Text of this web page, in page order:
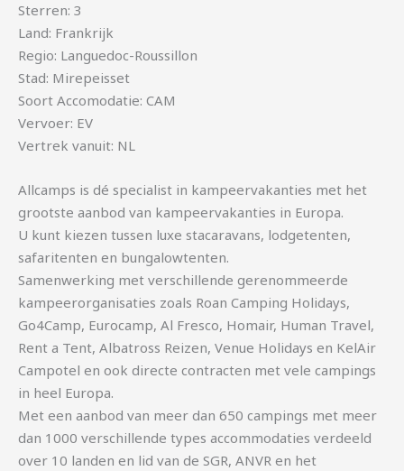
Sterren: 3
Land: Frankrijk
Regio: Languedoc-Roussillon
Stad: Mirepeisset
Soort Accomodatie: CAM
Vervoer: EV
Vertrek vanuit: NL
Allcamps is dé specialist in kampeervakanties met het
grootste aanbod van kampeervakanties in Europa.
U kunt kiezen tussen luxe stacaravans, lodgetenten,
safaritenten en bungalowtenten.
Samenwerking met verschillende gerenommeerde
kampeerorganisaties zoals Roan Camping Holidays,
Go4Camp, Eurocamp, Al Fresco, Homair, Human Travel,
Rent a Tent, Albatross Reizen, Venue Holidays en KelAir
Campotel en ook directe contracten met vele campings
in heel Europa.
Met een aanbod van meer dan 650 campings met meer
dan 1000 verschillende types accommodaties verdeeld
over 10 landen en lid van de SGR, ANVR en het